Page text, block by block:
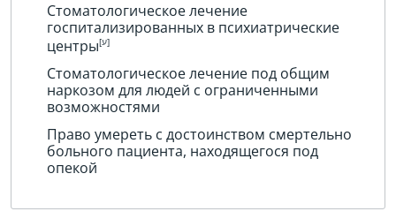
Стоматологическое лечение
госпитализированных в психиатрические
центры
Стоматологическое лечение под общим
наркозом для людей с ограниченными
возможностями
Право умереть с достоинством смертельно
больного пациента, находящегося под
опекой